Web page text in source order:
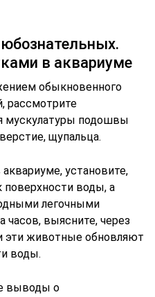
в аквариуме
обыкновенного
рассмотрите
мускулатуры подошвы
щупальца.
установите,
поверхности воды, а
легочными
часов, выясните, через
эти животные обновляют
воды.
выводы о